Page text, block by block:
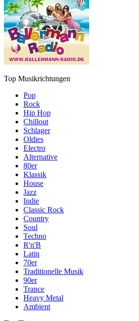
Top Musikrichtungen
Pop
Rock
Hip Hop
Chillout
Schlager
Oldies
Electro
Alternative
80er
Klassik
House
Jazz
Indie
Classic Rock
Country
Soul
Techno
R'n'B
Latin
70er
Traditionelle Musik
90er
Trance
Heavy Metal
Ambient